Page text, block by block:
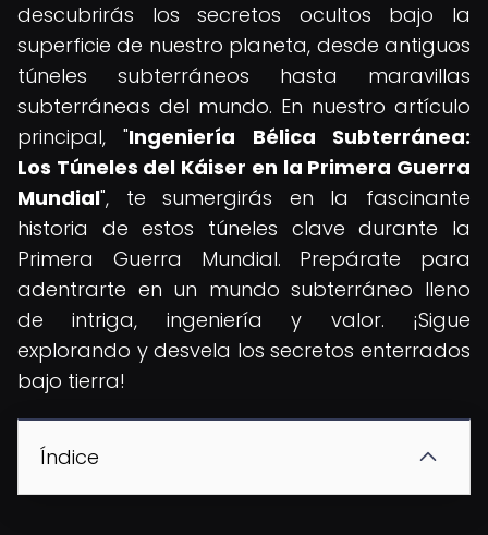
descubrirás los secretos ocultos bajo la
superficie de nuestro planeta, desde antiguos
túneles subterráneos hasta maravillas
subterráneas del mundo. En nuestro artículo
principal, "Ingeniería Bélica Subterránea:
Los Túneles del Káiser en la Primera Guerra
Mundial", te sumergirás en la fascinante
historia de estos túneles clave durante la
Primera Guerra Mundial. Prepárate para
adentrarte en un mundo subterráneo lleno
de intriga, ingeniería y valor. ¡Sigue
explorando y desvela los secretos enterrados
bajo tierra!
Índice